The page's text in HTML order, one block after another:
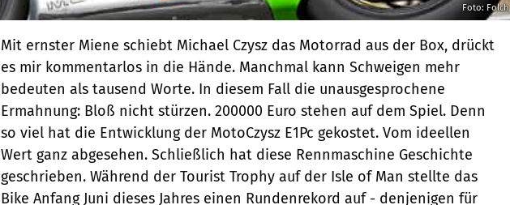
Foto: Folch
Mit ernster Miene schiebt Michael Czysz das Motorrad aus der Box, drückt
es mir kommentarlos in die Hände. Manchmal kann Schweigen mehr
bedeuten als tausend Worte. In diesem Fall die unausgesprochene
Ermahnung: Bloß nicht stürzen. 200000 Euro stehen auf dem Spiel. Denn
so viel hat die Entwicklung der MotoCzysz E1Pc gekostet. Vom ideellen
Wert ganz abgesehen. Schließlich hat diese Rennmaschine Geschichte
geschrieben. Während der Tourist Trophy auf der Isle of Man stellte das
Bike Anfang Juni dieses Jahres einen Rundenrekord auf - denjenigen für